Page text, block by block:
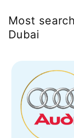
Most
Dubai